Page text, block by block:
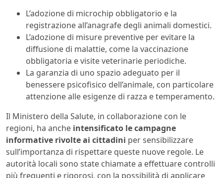
L’adozione di microchip obbligatorio e la
registrazione all’anagrafe degli animali domestici.
L’adozione di misure preventive per evitare la
diffusione di malattie, come la vaccinazione
obbligatoria e visite veterinarie periodiche.
La garanzia di uno spazio adeguato per il
benessere psicofisico dell’animale, con particolare
attenzione alle esigenze di razza e temperamento.
Il Ministero della Salute, in collaborazione con le
regioni, ha anche intensificato le campagne
informative rivolte ai cittadini per sensibilizzare
sull’importanza di rispettare queste nuove regole. Le
autorità locali sono state chiamate a effettuare controlli
più frequenti e rigorosi, con la possibilità di applicare